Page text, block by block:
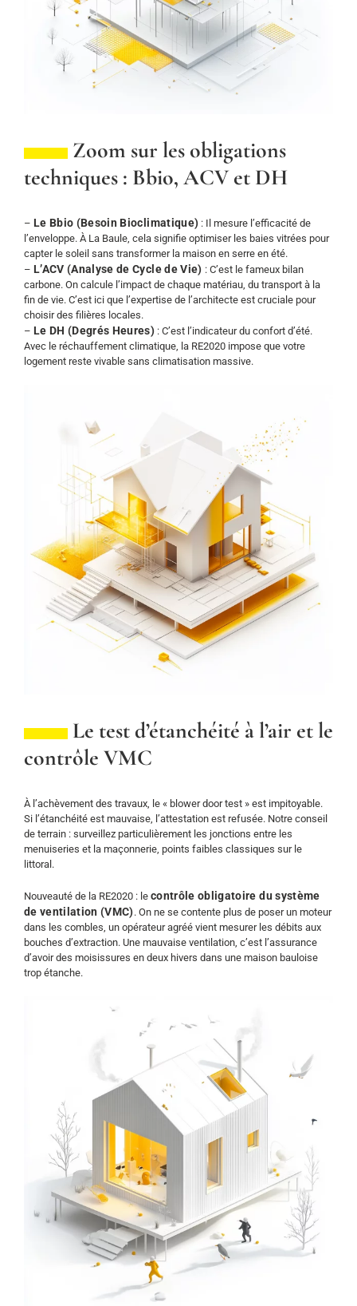
Zoom sur les obligations
techniques : Bbio, ACV et DH
– Le Bbio (Besoin Bioclimatique) : Il mesure l’efficacité de
l’enveloppe. À La Baule, cela signifie optimiser les baies vitrées pour
capter le soleil sans transformer la maison en serre en été.
– L’ACV (Analyse de Cycle de Vie) : C’est le fameux bilan
carbone. On calcule l’impact de chaque matériau, du transport à la
fin de vie. C’est ici que l’expertise de l’architecte est cruciale pour
choisir des filières locales.
– Le DH (Degrés Heures) : C’est l’indicateur du confort d’été.
Avec le réchauffement climatique, la RE2020 impose que votre
logement reste vivable sans climatisation massive.
Le test d’étanchéité à l’air et le
contrôle VMC
À l’achèvement des travaux, le « blower door test » est impitoyable.
Si l’étanchéité est mauvaise, l’attestation est refusée. Notre conseil
de terrain : surveillez particulièrement les jonctions entre les
menuiseries et la maçonnerie, points faibles classiques sur le
littoral.
Nouveauté de la RE2020 : le contrôle obligatoire du système
de ventilation (VMC). On ne se contente plus de poser un moteur
dans les combles, un opérateur agréé vient mesurer les débits aux
bouches d’extraction. Une mauvaise ventilation, c’est l’assurance
d’avoir des moisissures en deux hivers dans une maison bauloise
trop étanche.